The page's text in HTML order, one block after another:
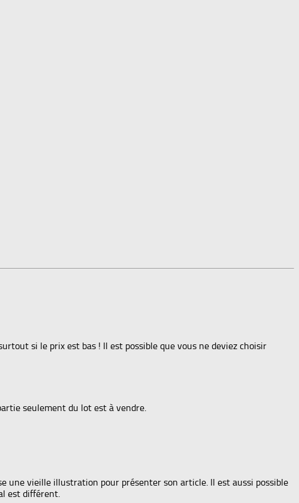
si le prix est bas ! Il est possible que vous ne deviez choisir
seulement du lot est à vendre.
une vieille illustration pour présenter son article. Il est aussi possible
est différent.